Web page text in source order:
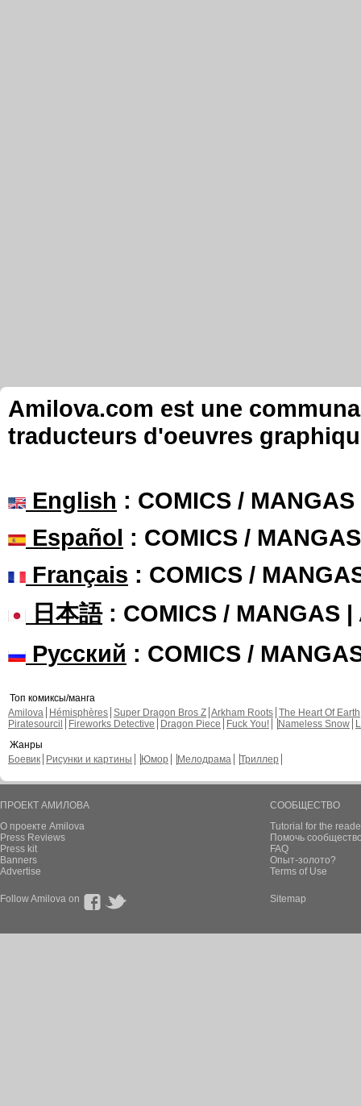
Amilova.com est une
traducteurs d'oeuvres
English : COMICS /
Español : COMICS /
Français : COMICS /
日本語: COMICS / MANGAS |
Русский : COMICS /
Топ комиксы/манга
Amilova
Hémisphères Super Dragon Bros Z Arkham Roots The Heart Of Earth
Piratesourcil
Fireworks Detective Dragon Piece Fuck You! Nameless Snow
Жанры
Боевик
Рисунки и картины Юмор Мелодрама Триллер
ПРОЕКТ АМИЛОВА
О проекте Amilova
Press Reviews
Press kit
Banners
Advertise
СООБЩЕСТВО
Tutorial for the
Помочь
FAQ
Опыт-золото?
Terms of Use
Follow Amilova on Sitemap